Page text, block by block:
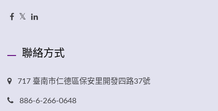
聯絡方式
717 臺南市仁德區保安里開發四路37號
886-6-266-0648